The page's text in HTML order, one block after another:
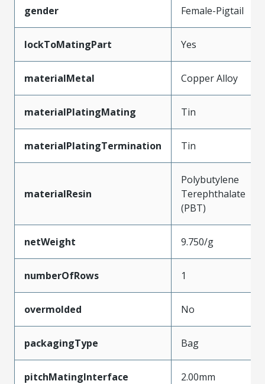
gender Female-Pigtail
lockToMatingPart Yes
materialMetal Copper Alloy
materialPlatingMating Tin
materialPlatingTermination Tin
materialResin
Polybutylene
Terephthalate
(PBT)
netWeight 9.750/g
numberOfRows 1
overmolded No
packagingType Bag
pitchMatingInterface 2.00mm